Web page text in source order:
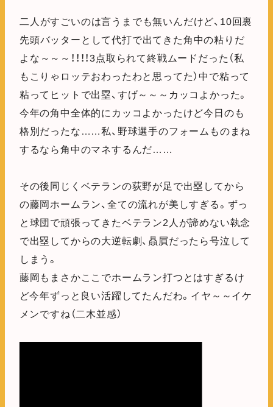
二人がすごいのは言うまでも無いんだけど、10回裏
先頭バッターとして代打で出てきた角中の粘りだ
よな～～～！！！！3点取られて終戦ムードだった（私
もこりゃロッテおわったわと思ってた）中で粘って
粘ってヒットで出塁、すげ～～～カッコよかった。
今年の角中全体的にカッコよかったけど今日のも
格別だったな……私、野球選手のフォームものまね
するなら角中のマネするんだ……
その後同じくベテランの荻野が足で出塁してから
の藤岡ホームラン、全ての流れが美しすぎる。ずっ
と球団で頑張ってきたベテラン2人が諦めない執念
で出塁してからの大逆転劇、贔屓だったら号泣して
しまう。
藤岡もまさかここでホームラン打つとはすぎるけ
ど今年ずっと良い活躍してたんだわ。イヤ～～イケ
メンですね（二木並感）